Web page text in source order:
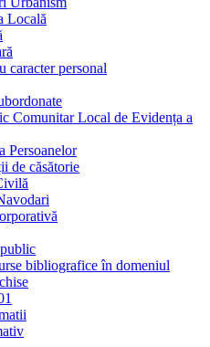
Locală
caracter personal
Comunitar Local de Evidența a
Persoanelor
de căsătorie
bibliografice în domeniul